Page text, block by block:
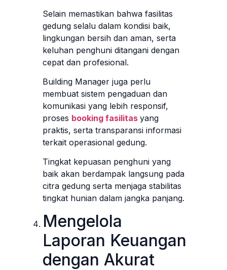
Selain memastikan bahwa fasilitas
gedung selalu dalam kondisi baik,
lingkungan bersih dan aman, serta
keluhan penghuni ditangani dengan
cepat dan profesional.
Building Manager juga perlu
membuat sistem pengaduan dan
komunikasi yang lebih responsif,
proses booking fasilitas yang
praktis, serta transparansi informasi
terkait operasional gedung.
Tingkat kepuasan penghuni yang
baik akan berdampak langsung pada
citra gedung serta menjaga stabilitas
tingkat hunian dalam jangka panjang.
Mengelola
Laporan Keuangan
dengan Akurat